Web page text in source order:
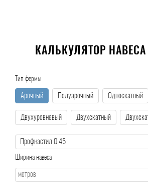
КАЛЬКУЛЯТОР
Тип фермы
Арочный Полуарочный Односкатный
Двухуровневый Двухскатный
Ширина навеса